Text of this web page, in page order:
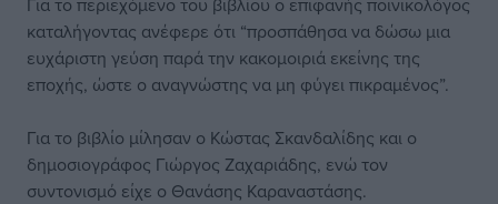
καταλήγοντας ανέφερε ότι “προσπάθησα να δώσω μια
ευχάριστη γεύση παρά την κακομοιριά εκείνης της
εποχής, ώστε ο αναγνώστης να μη φύγει πικραμένος”.
Για το βιβλίο μίλησαν ο Κώστας Σκανδαλίδης και ο
δημοσιογράφος Γιώργος Ζαχαριάδης, ενώ τον
συντονισμό είχε ο Θανάσης Καραναστάσης.